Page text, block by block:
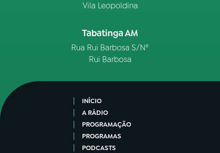
Vila Leopoldina
Tabatinga AM
Rua Rui Barbosa S/Nº
Rui Barbosa
INÍCIO
A RÁDIO
PROGRAMAÇÃO
PROGRAMAS
PODCASTS